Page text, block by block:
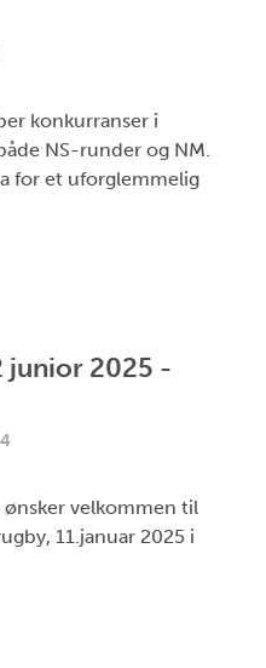
konkurranser i
NS-runder og NM.
for et uforglemmelig
junior 2025 -
velkommen til
11.januar 2025 i